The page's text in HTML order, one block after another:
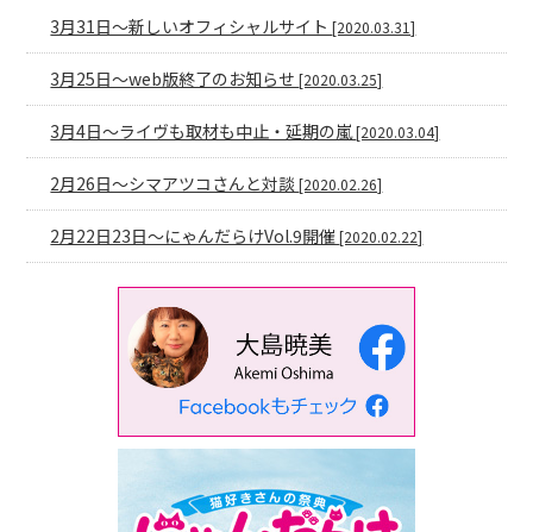
3月31日〜新しいオフィシャルサイト[2020.03.31]
3月25日〜web版終了のお知らせ[2020.03.25]
3月4日〜ライヴも取材も中止・延期の嵐[2020.03.04]
2月26日〜シマアツコさんと対談[2020.02.26]
2月22日23日〜にゃんだらけVol.9開催[2020.02.22]